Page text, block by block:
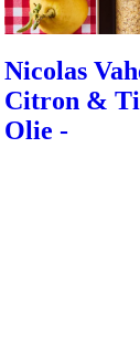
Nicolas
Citron &
Olie -